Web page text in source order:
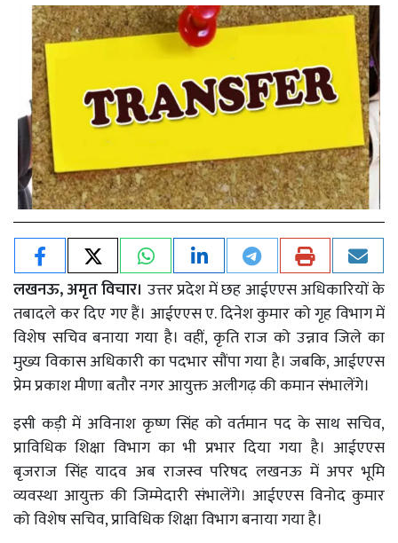
लखनऊ, अमृत विचार। उत्तर प्रदेश में छह आईएएस अधिकारियों के
तबादले कर दिए गए हैं। आईएएस ए. दिनेश कुमार को गृह विभाग में
विशेष सचिव बनाया गया है। वहीं, कृति राज को उन्नाव जिले का
मुख्य विकास अधिकारी का पदभार सौंपा गया है। जबकि, आईएएस
प्रेम प्रकाश मीणा बतौर नगर आयुक्त अलीगढ़ की कमान संभालेंगे।
इसी कड़ी में अविनाश कृष्ण सिंह को वर्तमान पद के साथ सचिव,
प्राविधिक शिक्षा विभाग का भी प्रभार दिया गया है। आईएएस
बृजराज सिंह यादव अब राजस्व परिषद लखनऊ में अपर भूमि
व्यवस्था आयुक्त की जिम्मेदारी संभालेंगे। आईएएस विनोद कुमार
को विशेष सचिव, प्राविधिक शिक्षा विभाग बनाया गया है।